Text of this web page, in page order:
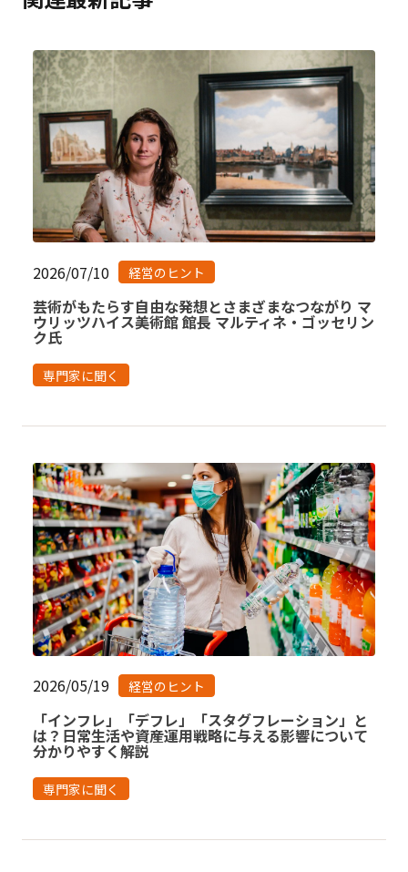
2026/07/10 経営のヒント
芸術がもたらす自由な発想とさまざまなつながり マ
ウリッツハイス美術館 館長 マルティネ・ゴッセリン
ク氏
専門家に聞く
2026/05/19 経営のヒント
「インフレ」「デフレ」「スタグフレーション」と
は？日常生活や資産運用戦略に与える影響について
分かりやすく解説
専門家に聞く